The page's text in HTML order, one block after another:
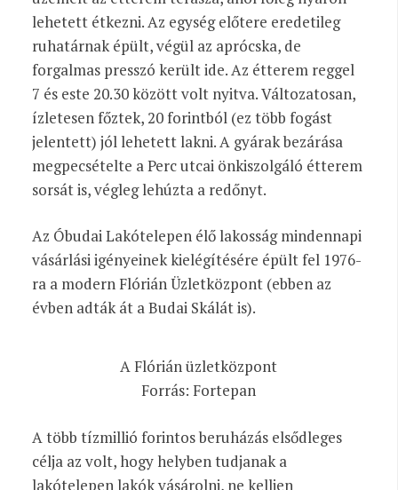
lehetett étkezni. Az egység előtere eredetileg
ruhatárnak épült, végül az aprócska, de
forgalmas presszó került ide. Az étterem reggel
7 és este 20.30 között volt nyitva. Változatosan,
ízletesen főztek, 20 forintból (ez több fogást
jelentett) jól lehetett lakni. A gyárak bezárása
megpecsételte a Perc utcai önkiszolgáló étterem
sorsát is, végleg lehúzta a redőnyt.
Az Óbudai Lakótelepen élő lakosság mindennapi
vásárlási igényeinek kielégítésére épült fel 1976-
ra a modern Flórián Üzletközpont (ebben az
évben adták át a Budai Skálát is).
A Flórián üzletközpont
Forrás: Fortepan
A több tízmillió forintos beruházás elsődleges
célja az volt, hogy helyben tudjanak a
lakótelepen lakók vásárolni, ne kelljen